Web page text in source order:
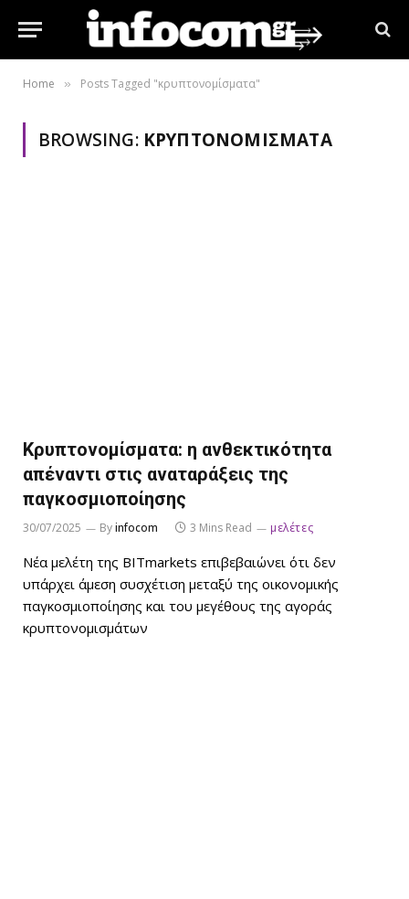
Home » Posts Tagged "κρυπτονομίσματα"
BROWSING: ΚΡΥΠΤΟΝΟΜΊΣΜΑΤΑ
Κρυπτονομίσματα: η ανθεκτικότητα
απέναντι στις αναταράξεις της
παγκοσμιοποίησης
30/07/2025 Byinfocom 3 Mins Read μελέτες
Νέα μελέτη της BITmarkets επιβεβαιώνει ότι δεν
υπάρχει άμεση συσχέτιση μεταξύ της οικονομικής
παγκοσμιοποίησης και του μεγέθους της αγοράς
κρυπτονομισμάτων